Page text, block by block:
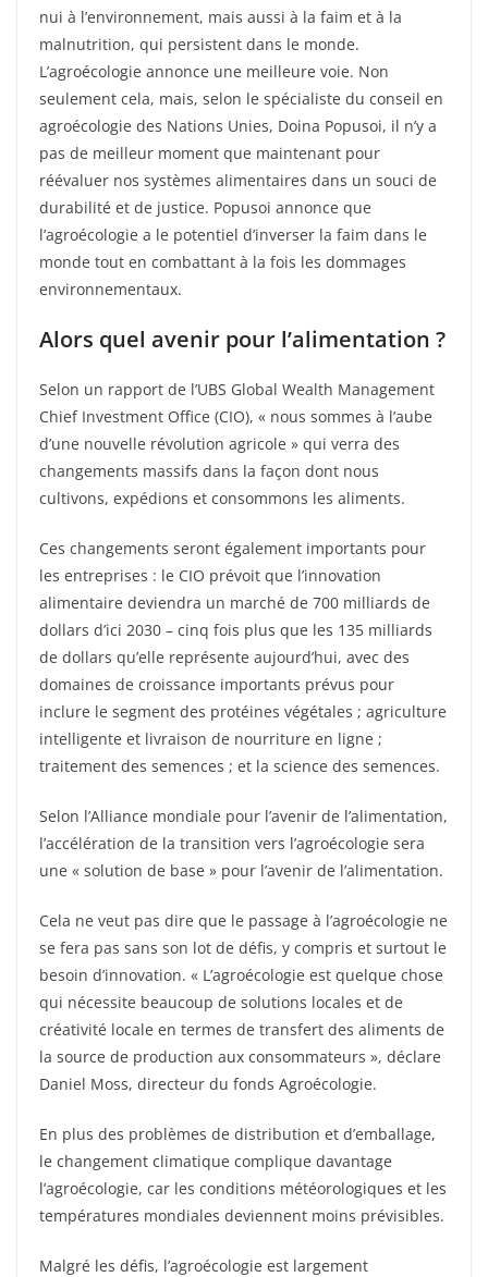
nui à l’environnement, mais aussi à la faim et à la
malnutrition, qui persistent dans le monde.
L’agroécologie annonce une meilleure voie. Non
seulement cela, mais, selon le spécialiste du conseil en
agroécologie des Nations Unies, Doina Popusoi, il n’y a
pas de meilleur moment que maintenant pour
réévaluer nos systèmes alimentaires dans un souci de
durabilité et de justice. Popusoi annonce que
l’agroécologie a le potentiel d’inverser la faim dans le
monde tout en combattant à la fois les dommages
environnementaux.
Alors quel avenir pour l’alimentation ?
Selon un rapport de l’UBS Global Wealth Management
Chief Investment Office (CIO), « nous sommes à l’aube
d’une nouvelle révolution agricole » qui verra des
changements massifs dans la façon dont nous
cultivons, expédions et consommons les aliments.
Ces changements seront également importants pour
les entreprises : le CIO prévoit que l’innovation
alimentaire deviendra un marché de 700 milliards de
dollars d’ici 2030 – cinq fois plus que les 135 milliards
de dollars qu’elle représente aujourd’hui, avec des
domaines de croissance importants prévus pour
inclure le segment des protéines végétales ; agriculture
intelligente et livraison de nourriture en ligne ;
traitement des semences ; et la science des semences.
Selon l’Alliance mondiale pour l’avenir de l’alimentation,
l’accélération de la transition vers l’agroécologie sera
une « solution de base » pour l’avenir de l’alimentation.
Cela ne veut pas dire que le passage à l’agroécologie ne
se fera pas sans son lot de défis, y compris et surtout le
besoin d’innovation. « L’agroécologie est quelque chose
qui nécessite beaucoup de solutions locales et de
créativité locale en termes de transfert des aliments de
la source de production aux consommateurs », déclare
Daniel Moss, directeur du fonds Agroécologie.
En plus des problèmes de distribution et d’emballage,
le changement climatique complique davantage
l’agroécologie, car les conditions météorologiques et les
températures mondiales deviennent moins prévisibles.
Malgré les défis, l’agroécologie est largement